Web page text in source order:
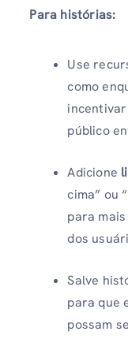
Para histórias:
Use
como
público
Adicione
cima” ou
para
dos
Salve
para que
possam